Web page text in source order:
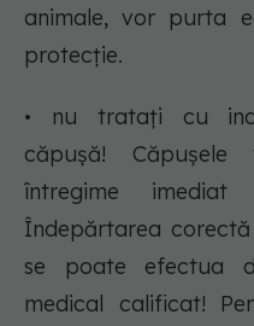
animale, vor purta
protecție.
• nu tratați cu
căpușă!
întregime
Îndepărtarea
se poate efectua
medical calificat!